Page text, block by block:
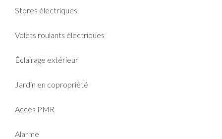
Stores électriques
Volets roulants électriques
Éclairage extérieur
Jardin en copropriété
Accès PMR
Alarme